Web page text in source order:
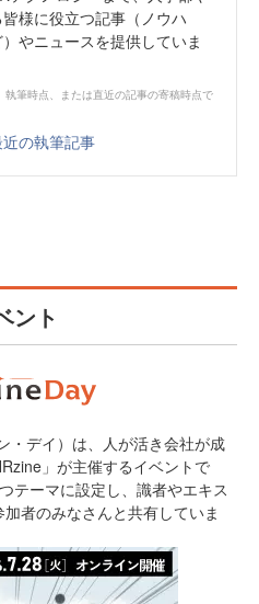
様に役立つ記事（ノウハ
やニュースを提供していま
執筆時点、または直近の記事の寄稿時点で
の執筆記事
ント
・デイ）は、人が活き会社が成
」が主催するイベントで
テーマに設定し、識者やエキス
者のみなさんと共有していま